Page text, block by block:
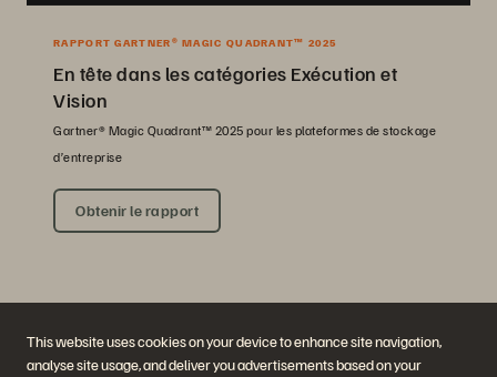
This website uses cookies on your device to enhance site navigation,
analyse site usage, and deliver you advertisements based on your
RAPPORT GARTNER® MAGIC QUADRANT™ 2025
En tête dans les catégories Exécution et
Vision
Gartner® Magic Quadrant™ 2025 pour les plateformes de stockage
d’entreprise
Obtenir le rapport